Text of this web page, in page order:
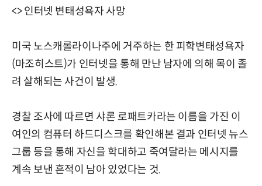
<> 인터넷 변태성욕자 사망
미국 노스캐롤라이나주에 거주하는 한 피학변태성욕자
(마조히스트)가 인터넷을 통해 만난 남자에 의해 목이 졸
려 살해되는 사건이 발생.
경찰 조사에 따르면 샤론 로패트카라는 이름을 가진 이
여인의 컴퓨터 하드디스크를 확인해본 결과 인터넷 뉴스
그룹 등을 통해 자신을 학대하고 죽여달라는 메시지를
계속 보낸 흔적이 남아 있었다는 것.